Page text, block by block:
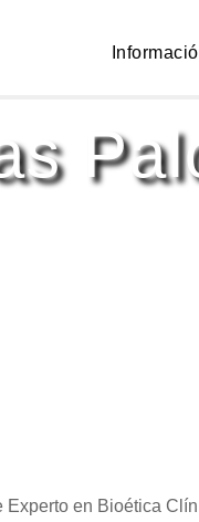
en Bioética